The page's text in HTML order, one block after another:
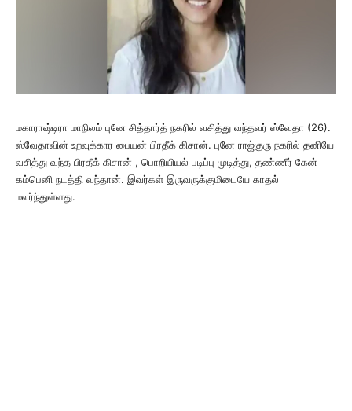
மகாராஷ்டிரா மாநிலம் புனே சித்தார்த் நகரில் வசித்து வந்தவர் ஸ்வேதா (26).
ஸ்வேதாவின் உறவுக்கார பையன் பிரதீக் கிசான். புனே ராஜ்குரு நகரில் தனியே
வசித்து வந்த பிரதீக் கிசான் , பொறியியல் படிப்பு முடித்து, தண்ணீர் கேன்
கம்பெனி நடத்தி வந்தான். இவர்கள் இருவருக்குமிடையே காதல்
மலர்ந்துள்ளது.